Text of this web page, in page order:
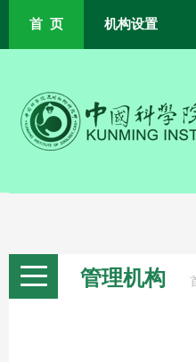
首 页 机构设置
管理机构